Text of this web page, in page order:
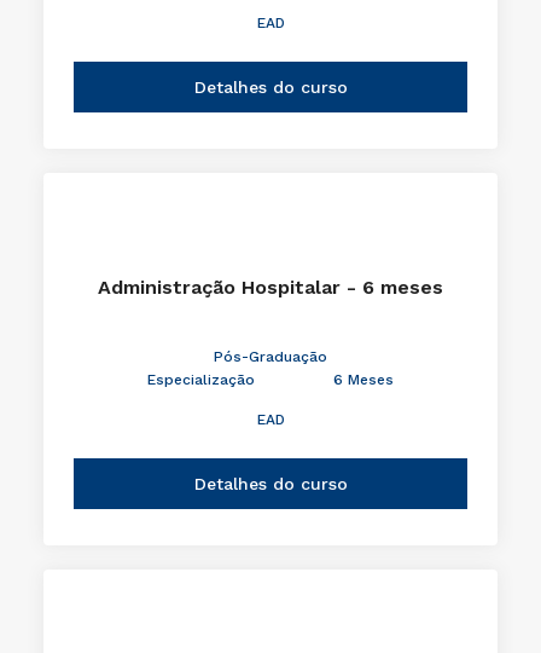
EAD
Detalhes do curso
Administração Hospitalar - 6 meses
Pós-Graduação
Especialização
6 Meses
EAD
Detalhes do curso